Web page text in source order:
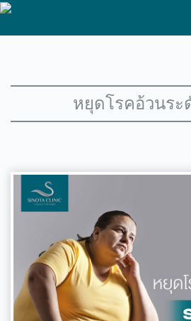
ข้าม
หยุดโรคอ้วนระ